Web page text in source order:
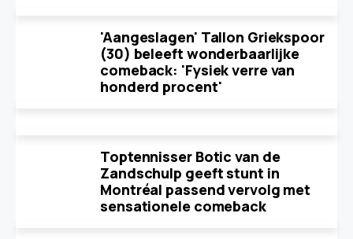
'Aangeslagen' Tallon Griekspoor
(30) beleeft wonderbaarlijke
comeback: 'Fysiek verre van
honderd procent'
Toptennisser Botic van de
Zandschulp geeft stunt in
Montréal passend vervolg met
sensationele comeback